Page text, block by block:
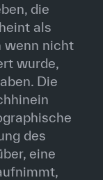
die
als
wenn nicht
wurde,
Die
des
eine